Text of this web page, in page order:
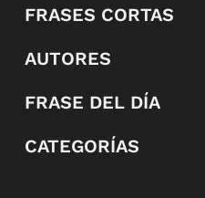
FRASES CORTAS
AUTORES
FRASE DEL DÍA
CATEGORÍAS